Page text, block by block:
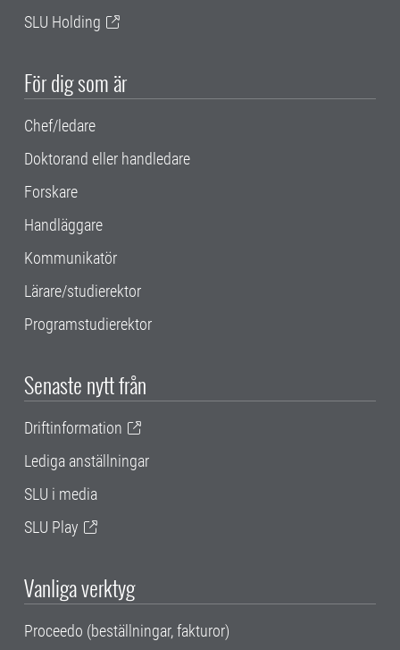
SLU Holding
För dig som är
Chef/ledare
Doktorand eller handledare
Forskare
Handläggare
Kommunikatör
Lärare/studierektor
Programstudierektor
Senaste nytt från
Driftinformation
Lediga anställningar
SLU i media
SLU Play
Vanliga verktyg
Proceedo (beställningar, fakturor)